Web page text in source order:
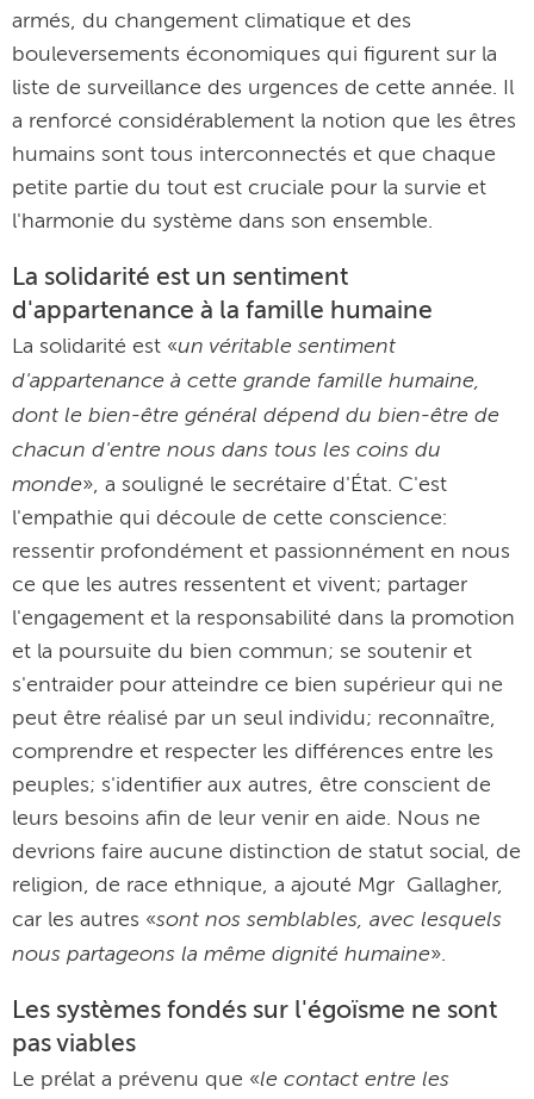
armés, du changement climatique et des
bouleversements économiques qui figurent sur la
liste de surveillance des urgences de cette année. Il
a renforcé considérablement la notion que les êtres
humains sont tous interconnectés et que chaque
petite partie du tout est cruciale pour la survie et
l'harmonie du système dans son ensemble.
La solidarité est un sentiment
d'appartenance à la famille humaine
La solidarité est «un véritable sentiment
d'appartenance à cette grande famille humaine,
dont le bien-être général dépend du bien-être de
chacun d'entre nous dans tous les coins du
monde», a souligné le secrétaire d'État. C'est
l'empathie qui découle de cette conscience:
ressentir profondément et passionnément en nous
ce que les autres ressentent et vivent; partager
l'engagement et la responsabilité dans la promotion
et la poursuite du bien commun; se soutenir et
s'entraider pour atteindre ce bien supérieur qui ne
peut être réalisé par un seul individu; reconnaître,
comprendre et respecter les différences entre les
peuples; s'identifier aux autres, être conscient de
leurs besoins afin de leur venir en aide. Nous ne
devrions faire aucune distinction de statut social, de
religion, de race ethnique, a ajouté Mgr Gallagher,
car les autres «sont nos semblables, avec lesquels
nous partageons la même dignité humaine».
Les systèmes fondés sur l'égoïsme ne sont
pas viables
Le prélat a prévenu que «le contact entre les